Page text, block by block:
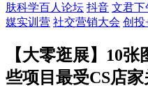
肤科学百人论坛 抖音 文君下
媒实训营 社交营销大会 创投
【大零逛展】10
些项目最受CS店家